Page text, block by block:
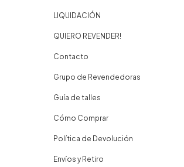
LIQUIDACIÓN
QUIERO REVENDER!
Contacto
Grupo de Revendedoras
Guía de talles
Cómo Comprar
Política de Devolución
Envíos y Retiro